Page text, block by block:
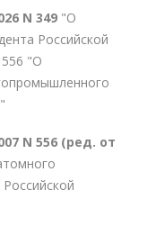
N 349 "О
Российской
556 "О
N 556 (ред. от